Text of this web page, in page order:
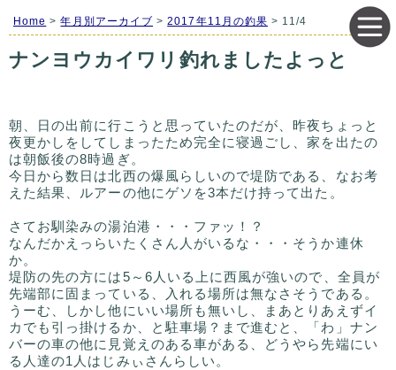
Home >年月別アーカイブ >2017年11月の釣果 > 11/4
ナンヨウカイワリ釣れましたよっと
朝、日の出前に行こうと思っていたのだが、昨夜ちょっと
夜更かしをしてしまったため完全に寝過ごし、家を出たの
は朝飯後の8時過ぎ。
今日から数日は北西の爆風らしいので堤防である、なお考
えた結果、ルアーの他にゲソを3本だけ持って出た。
さてお馴染みの湯泊港・・・ファッ！？
なんだかえっらいたくさん人がいるな・・・そうか連休
か。
堤防の先の方には5～6人いる上に西風が強いので、全員が
先端部に固まっている、入れる場所は無なさそうである。
うーむ、しかし他にいい場所も無いし、まあとりあえずイ
カでも引っ掛けるか、と駐車場？まで進むと、「わ」ナン
バーの車の他に見覚えのある車がある、どうやら先端にい
る人達の1人はじみぃさんらしい。